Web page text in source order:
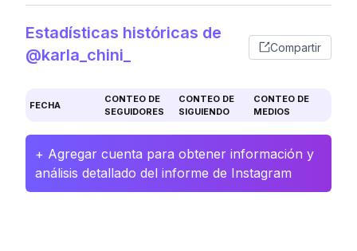
Estadísticas históricas de
@karla_chini_
Compartir
FECHA
CONTEO DE
SEGUIDORES
CONTEO DE
SIGUIENDO
CONTEO DE
MEDIOS
+ Agregar cuenta para obtener información y
análisis detallado del informe de Instagram